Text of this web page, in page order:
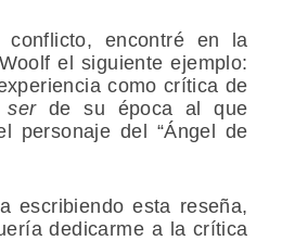
conflicto, encontré en la
el siguiente ejemplo:
como crítica de
serde su época al que
personaje del “Ángel de
escribiendo esta reseña,
dedicarme a la crítica